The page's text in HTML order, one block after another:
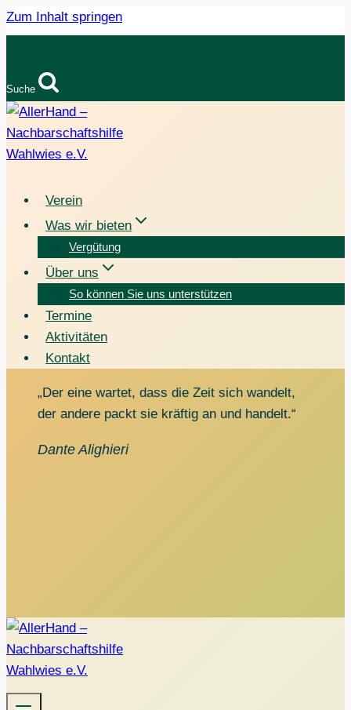
Zum Inhalt springen
Suche
Verein
Was wir bieten
Vergütung
Über uns
So können Sie uns unterstützen
Termine
Aktivitäten
Kontakt
„Der eine wartet, dass die Zeit sich wandelt,
der andere packt sie kräftig an und handelt.“
Dante Alighieri